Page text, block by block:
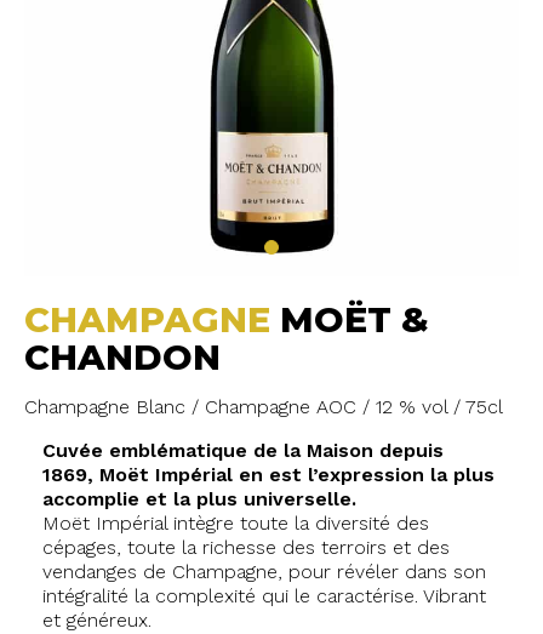
CHAMPAGNE MOËT &
CHANDON
Champagne Blanc / Champagne AOC / 12 % vol / 75cl
Cuvée emblématique de la Maison depuis
1869, Moët Impérial en est l’expression la plus
accomplie et la plus universelle.
Moët Impérial intègre toute la diversité des
cépages, toute la richesse des terroirs et des
vendanges de Champagne, pour révéler dans son
intégralité la complexité qui le caractérise. Vibrant
et généreux.